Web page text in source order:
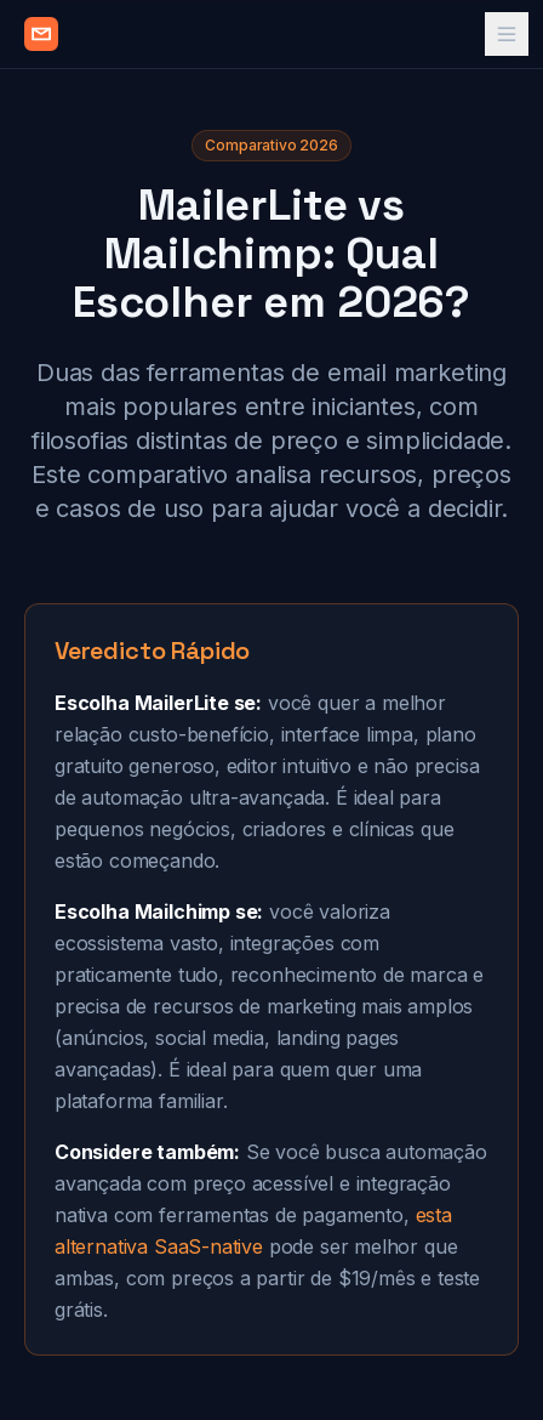
Comparativo 2026
MailerLite vs
Mailchimp: Qual
Escolher em 2026?
Duas das ferramentas de email marketing
mais populares entre iniciantes, com
filosofias distintas de preço e simplicidade.
Este comparativo analisa recursos, preços
e casos de uso para ajudar você a decidir.
Veredicto Rápido
Escolha MailerLite se: você quer a melhor
relação custo-benefício, interface limpa, plano
gratuito generoso, editor intuitivo e não precisa
de automação ultra-avançada. É ideal para
pequenos negócios, criadores e clínicas que
estão começando.
Escolha Mailchimp se: você valoriza
ecossistema vasto, integrações com
praticamente tudo, reconhecimento de marca e
precisa de recursos de marketing mais amplos
(anúncios, social media, landing pages
avançadas). É ideal para quem quer uma
plataforma familiar.
Considere também: Se você busca automação
avançada com preço acessível e integração
nativa com ferramentas de pagamento, esta
alternativa SaaS-native pode ser melhor que
ambas, com preços a partir de $19/mês e teste
grátis.